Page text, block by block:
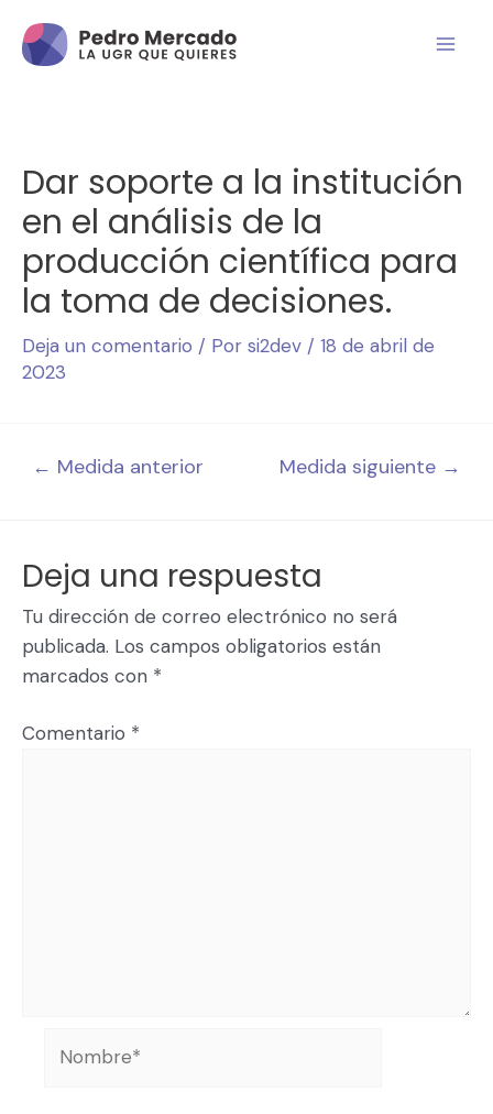
Dar soporte a la institución
en el análisis de la
producción científica para
la toma de decisiones.
Deja un comentario / Por si2dev / 18 de abril de
2023
← Medida anterior Medida siguiente →
Deja una respuesta
Tu dirección de correo electrónico no será
publicada. Los campos obligatorios están
marcados con *
Comentario *